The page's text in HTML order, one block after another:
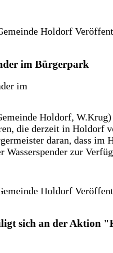
Holdorf
im Bürgerpark
Holdorf,
die derzeit in Holdorf
daran, dass im
zur
Holdorf
sich an der Aktion